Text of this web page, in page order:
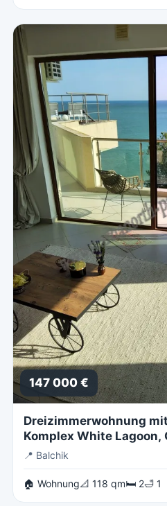
147 000 €
Dreizimmerwohnung
Komplex White Lagoon,
📍 Balchik
🏠 Wohnung📐 118 qm🛏 2🛁 1